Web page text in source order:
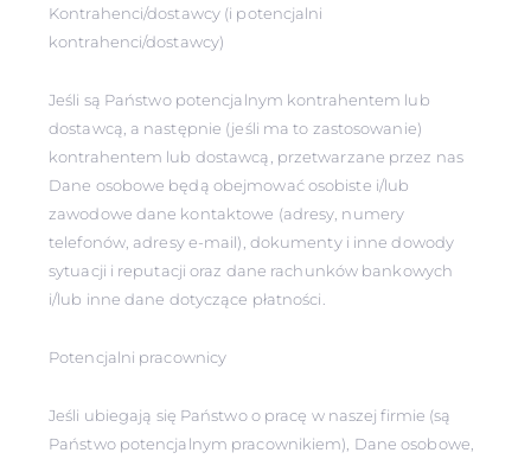
Kontrahenci/dostawcy (i potencjalni
kontrahenci/dostawcy)
Jeśli są Państwo potencjalnym kontrahentem lub
dostawcą, a następnie (jeśli ma to zastosowanie)
kontrahentem lub dostawcą, przetwarzane przez nas
Dane osobowe będą obejmować osobiste i/lub
zawodowe dane kontaktowe (adresy, numery
telefonów, adresy e-mail), dokumenty i inne dowody
sytuacji i reputacji oraz dane rachunków bankowych
i/lub inne dane dotyczące płatności.
Potencjalni pracownicy
Jeśli ubiegają się Państwo o pracę w naszej firmie (są
Państwo potencjalnym pracownikiem), Dane osobowe,